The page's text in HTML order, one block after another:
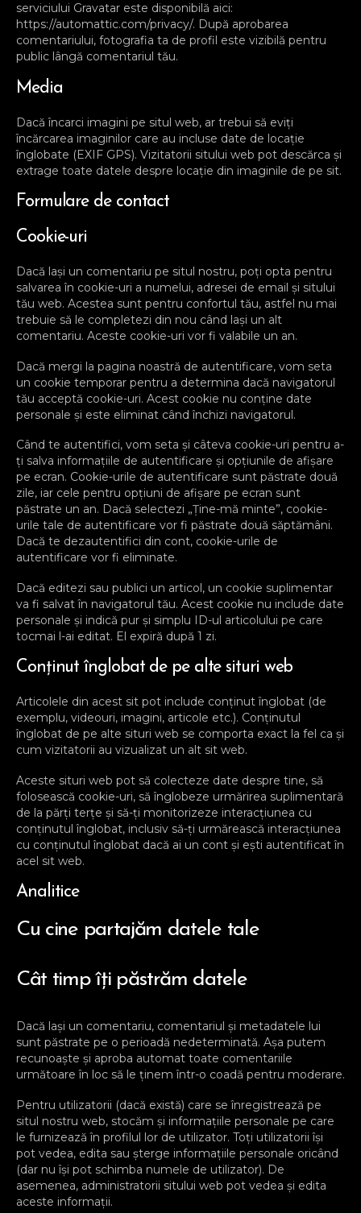
serviciului Gravatar este disponibilă aici:
https://automattic.com/privacy/. După aprobarea
comentariului, fotografia ta de profil este vizibilă pentru
public lângă comentariul tău.
Media
Dacă încarci imagini pe situl web, ar trebui să eviți
încărcarea imaginilor care au incluse date de locație
înglobate (EXIF GPS). Vizitatorii sitului web pot descărca și
extrage toate datele despre locație din imaginile de pe sit.
Formulare de contact
Cookie-uri
Dacă lași un comentariu pe situl nostru, poți opta pentru
salvarea în cookie-uri a numelui, adresei de email și sitului
tău web. Acestea sunt pentru confortul tău, astfel nu mai
trebuie să le completezi din nou când lași un alt
comentariu. Aceste cookie-uri vor fi valabile un an.
Dacă mergi la pagina noastră de autentificare, vom seta
un cookie temporar pentru a determina dacă navigatorul
tău acceptă cookie-uri. Acest cookie nu conține date
personale și este eliminat când închizi navigatorul.
Când te autentifici, vom seta și câteva cookie-uri pentru a-
ți salva informațiile de autentificare și opțiunile de afișare
pe ecran. Cookie-urile de autentificare sunt păstrate două
zile, iar cele pentru opțiuni de afișare pe ecran sunt
păstrate un an. Dacă selectezi „Ține-mă minte”, cookie-
urile tale de autentificare vor fi păstrate două săptămâni.
Dacă te dezautentifici din cont, cookie-urile de
autentificare vor fi eliminate.
Dacă editezi sau publici un articol, un cookie suplimentar
va fi salvat în navigatorul tău. Acest cookie nu include date
personale și indică pur și simplu ID-ul articolului pe care
tocmai l-ai editat. El expiră după 1 zi.
Conținut înglobat de pe alte situri web
Articolele din acest sit pot include conținut înglobat (de
exemplu, videouri, imagini, articole etc.). Conținutul
înglobat de pe alte situri web se comporta exact la fel ca și
cum vizitatorii au vizualizat un alt sit web.
Aceste situri web pot să colecteze date despre tine, să
folosească cookie-uri, să înglobeze urmărirea suplimentară
de la părți terțe și să-ți monitorizeze interacțiunea cu
conținutul înglobat, inclusiv să-ți urmărească interacțiunea
cu conținutul înglobat dacă ai un cont și ești autentificat în
acel sit web.
Analitice
Cu cine partajăm datele tale
Cât timp îți păstrăm datele
Dacă lași un comentariu, comentariul și metadatele lui
sunt păstrate pe o perioadă nedeterminată. Așa putem
recunoaște și aproba automat toate comentariile
următoare în loc să le ținem într-o coadă pentru moderare.
Pentru utilizatorii (dacă există) care se înregistrează pe
situl nostru web, stocăm și informațiile personale pe care
le furnizează în profilul lor de utilizator. Toți utilizatorii își
pot vedea, edita sau șterge informațiile personale oricând
(dar nu își pot schimba numele de utilizator). De
asemenea, administratorii sitului web pot vedea și edita
aceste informații.